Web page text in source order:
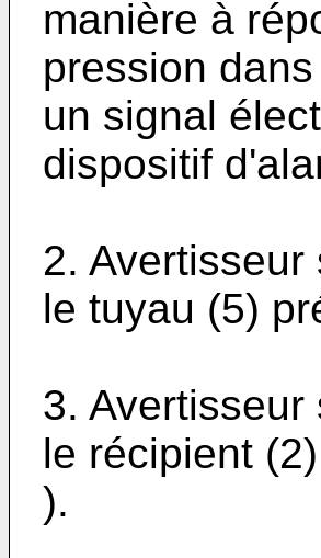
manière à
pression
un signal
dispositif
2.
le tuyau (5)
3.
le récipient
).